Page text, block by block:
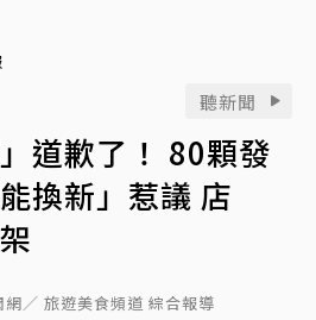
聽新聞
道歉了！ 80顆發
換新」惹議 店
網／ 旅遊美食頻道 綜合報導